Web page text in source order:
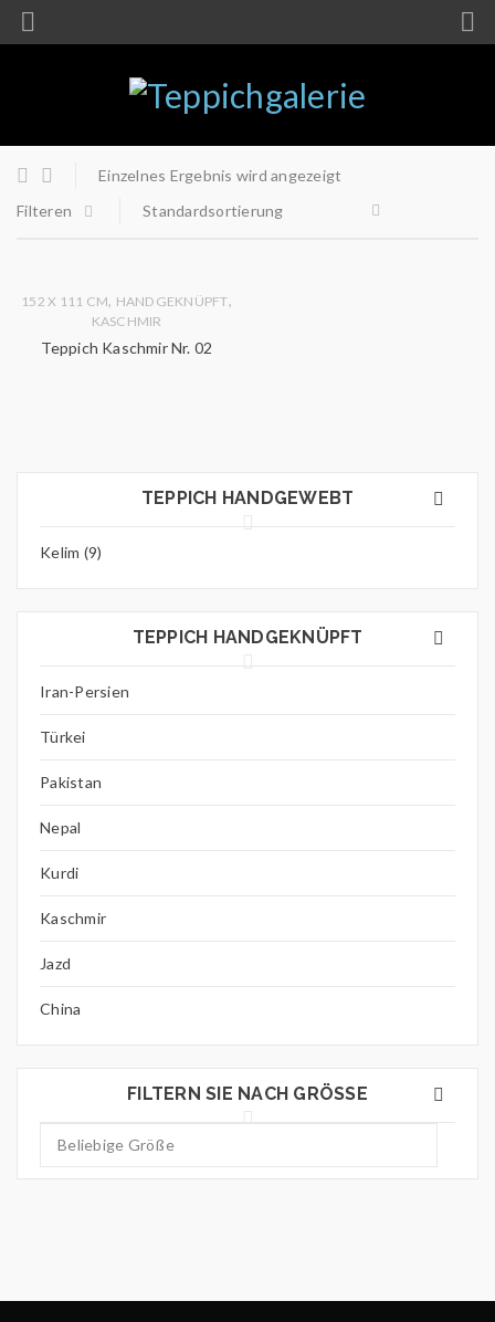
TEPPICH HANDGEWEBT
Kelim (9)
TEPPICH HANDGEKNÜPFT
Iran-Persien
Türkei
Pakistan
Nepal
Kurdi
Kaschmir
Jazd
China
FILTERN SIE NACH GRÖSSE
Einzelnes Ergebnis wird angezeigt
Filteren
Standardsortierung
152 X 111 CM, HANDGEKNÜPFT,
KASCHMIR
Teppich Kaschmir Nr. 02